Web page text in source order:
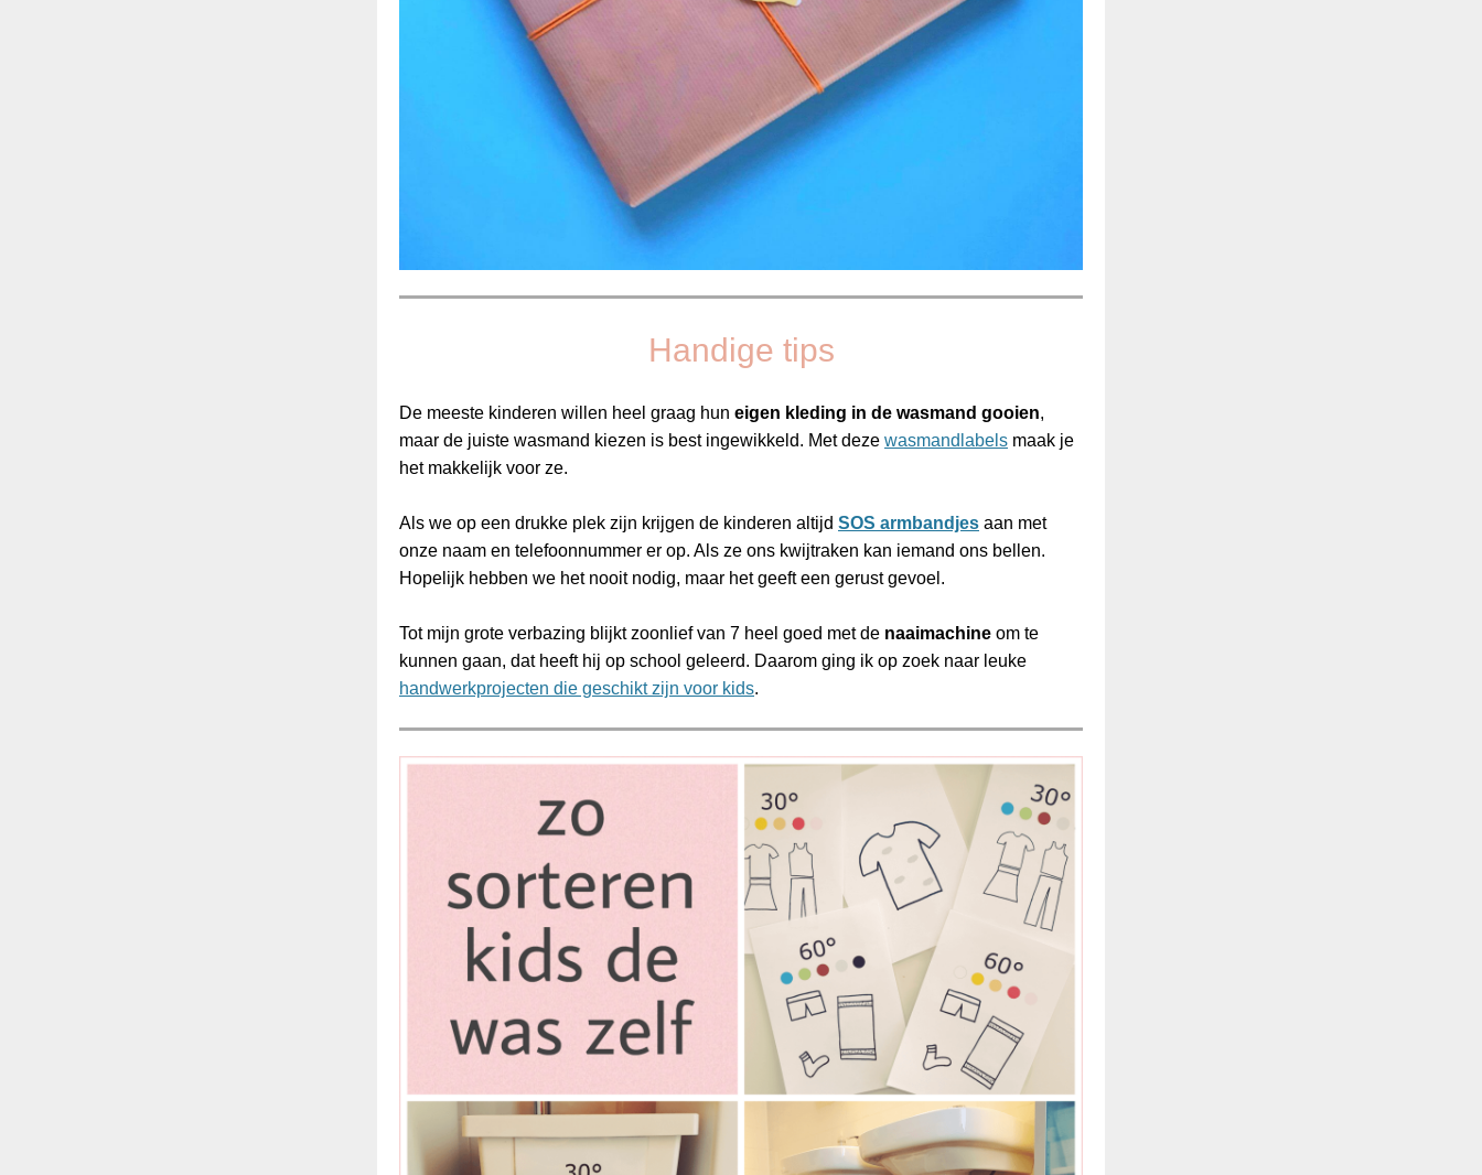
Handige tips
De meeste kinderen willen heel graag hun eigen kleding in de wasmand gooien,
maar de juiste wasmand kiezen is best ingewikkeld. Met deze wasmandlabels maak je
het makkelijk voor ze.
Als we op een drukke plek zijn krijgen de kinderen altijd SOS armbandjes aan met
onze naam en telefoonnummer er op. Als ze ons kwijtraken kan iemand ons bellen.
Hopelijk hebben we het nooit nodig, maar het geeft een gerust gevoel.
Tot mijn grote verbazing blijkt zoonlief van 7 heel goed met de naaimachine om te
kunnen gaan, dat heeft hij op school geleerd. Daarom ging ik op zoek naar leuke
handwerkprojecten die geschikt zijn voor kids.